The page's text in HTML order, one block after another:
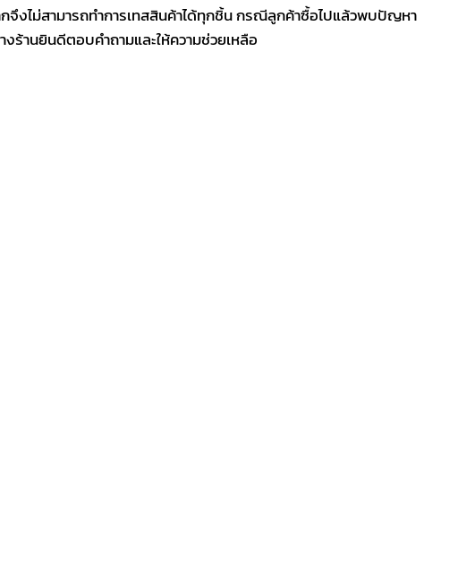
จึงไม่สามารถทำการเทสสินค้าได้ทุกชิ้น กรณีลูกค้าซื้อไปแล้วพบปัญหา
ร้านยินดีตอบคำถามและให้ความช่วยเหลือ